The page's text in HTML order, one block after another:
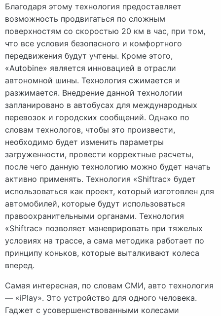
Благодаря этому технология предоставляет
возможность продвигаться по сложным
поверхностям со скоростью 20 км в час, при том,
что все условия безопасного и комфортного
передвижения будут учтены. Кроме этого,
«Autobine» является инновацией в отрасли
автономной шины. Технология сжимается и
разжимается. Внедрение данной технологии
запланировано в автобусах для международных
перевозок и городских сообщений. Однако по
словам технологов, чтобы это произвести,
необходимо будет изменить параметры
загруженности, провести корректные расчеты,
после чего данную технологию можно будет начать
активно применять. Технология «Shiftrac» будет
использоваться как проект, который изготовлен для
автомобилей, которые будут использоваться
правоохранительными органами. Технология
«Shiftrac» позволяет маневрировать при тяжелых
условиях на трассе, а сама методика работает по
принципу коньков, которые выталкивают колеса
вперед.
Самая интересная, по словам СМИ, авто технология
— «iPlay». Это устройство для одного человека.
Гаджет с усовершенствованными колесами